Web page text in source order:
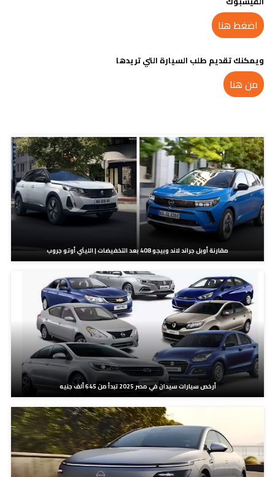
اضغط هنا
ويمكنك تقديم طلب السيارة التي تريدها
من هنا
مقارنة أوبل جراند لاند وبيجو 408 بعد التخفيضات | الليثي أوتو جروب
أرخص سيارات سيدان في مصر 2025 تبدأ من 645 ألف جنيه